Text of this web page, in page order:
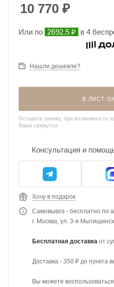
10 770 ₽
Или по 2692.5 ₽ в 4
Нашли дешевле?
В ЛИСТ
Оставьте заявку, при возможности
Вами свяжутся
Консультация и
Хочу в подарок
Самовывоз - бесплатно по
г. Москва, ул. 3-я
Бесплатная доставка от
Доставка - 350 ₽ до пункта
Вы можете